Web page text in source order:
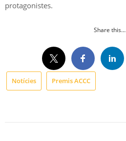
protagonistes.
Share this…
Notícies Premis ACCC